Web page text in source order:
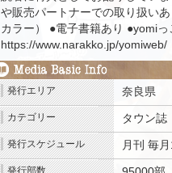
や販売パートナーでの取り扱い
カラー） ●電子書籍あり ●yomi
https://www.narakko.jp/yomiweb/
発行エリア 奈良県
カテゴリー タウン誌
発行スケジュール 月刊 毎
発行部数